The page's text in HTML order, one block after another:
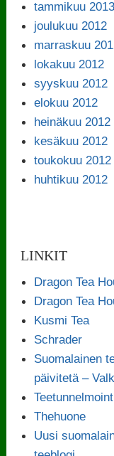
tammikuu 2013
joulukuu 2012
marraskuu
lokakuu 2012
syyskuu 2012
elokuu 2012
heinäkuu 2012
kesäkuu 2012
toukokuu 2012
huhtikuu 2012
LINKIT
Dragon Tea
Dragon Tea
Kusmi Tea
Schrader
Suomalainen
päivitetä –
Thehuone
Uusi